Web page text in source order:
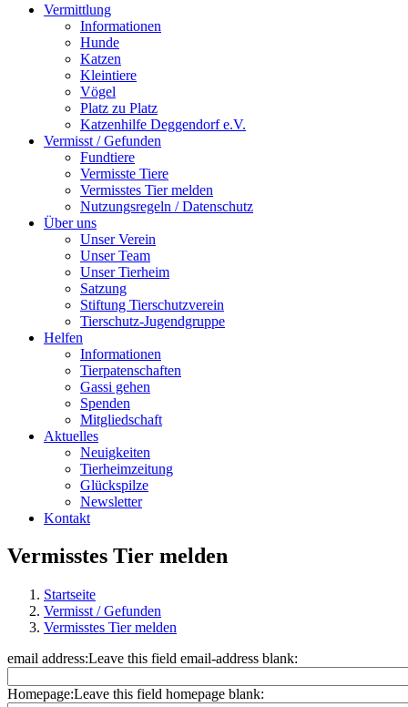
Vermittlung
Informationen
Hunde
Katzen
Kleintiere
Vögel
Platz zu Platz
Katzenhilfe Deggendorf e.V.
Vermisst / Gefunden
Fundtiere
Vermisste Tiere
Vermisstes Tier melden
Nutzungsregeln / Datenschutz
Über uns
Unser Verein
Unser Team
Unser Tierheim
Satzung
Stiftung Tierschutzverein
Tierschutz-Jugendgruppe
Helfen
Informationen
Tierpatenschaften
Gassi gehen
Spenden
Mitgliedschaft
Aktuelles
Neuigkeiten
Tierheimzeitung
Glückspilze
Newsletter
Kontakt
Vermisstes Tier melden
Startseite
Vermisst / Gefunden
Vermisstes Tier melden
email address:Leave this field email-address blank:
Homepage:Leave this field homepage blank: